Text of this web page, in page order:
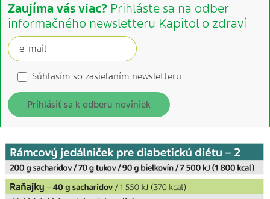
Zaujíma vás viac? Prihláste sa na odber
informačného newsletteru Kapitol o zdraví
Súhlasím so zasielaním newsletteru
Prihlásiť sa k odberu noviniek